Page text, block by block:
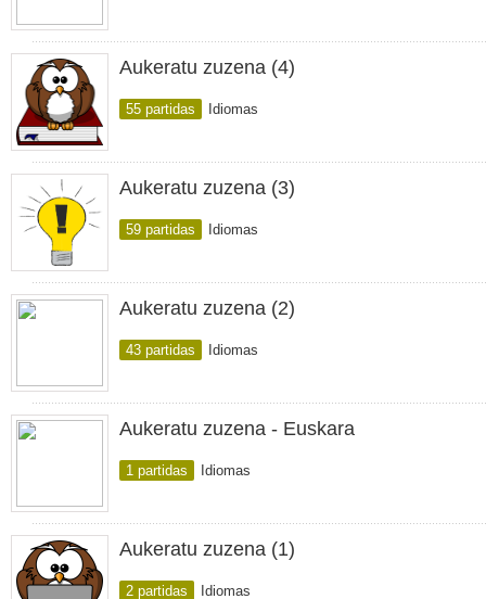
Aukeratu zuzena (4)
55 partidas Idiomas
Aukeratu zuzena (3)
59 partidas Idiomas
Aukeratu zuzena (2)
43 partidas Idiomas
Aukeratu zuzena - Euskara
1 partidas Idiomas
Aukeratu zuzena (1)
2 partidas Idiomas